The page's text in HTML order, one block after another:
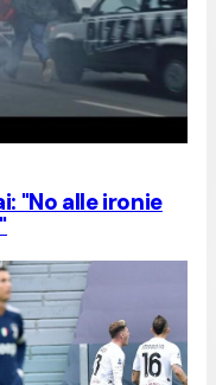
"No alle ironie